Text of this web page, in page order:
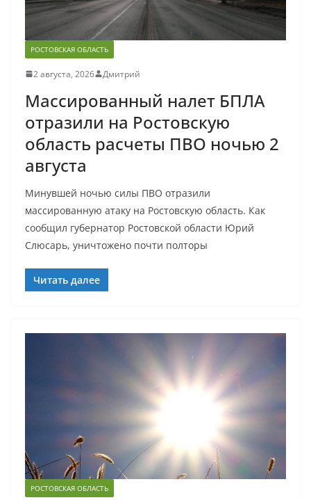
РОСТОВСКАЯ ОБЛАСТЬ
2 августа, 2026 Дмитрий
Массированный налет БПЛА
отразили на Ростовскую
область расчеты ПВО ночью 2
августа
Минувшей ночью силы ПВО отразили
массированную атаку на Ростовскую область. Как
сообщил губернатор Ростовской области Юрий
Слюсарь, уничтожено почти полторы
Читать далее
РОСТОВСКАЯ ОБЛАСТЬ